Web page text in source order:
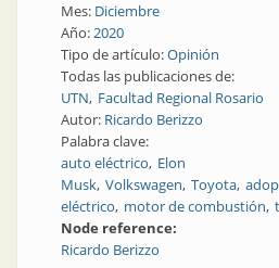
Mes: Diciembre
Año:2020
Tipo de artículo:Opinión
Todas las publicaciones de:
UTN Facultad Regional Rosario
Autor: Ricardo Berizzo
Palabra clave:
auto eléctrico Elon
Musk Volkswagen Toyota
eléctrico motor de combustión
Node reference:
Ricardo Berizzo